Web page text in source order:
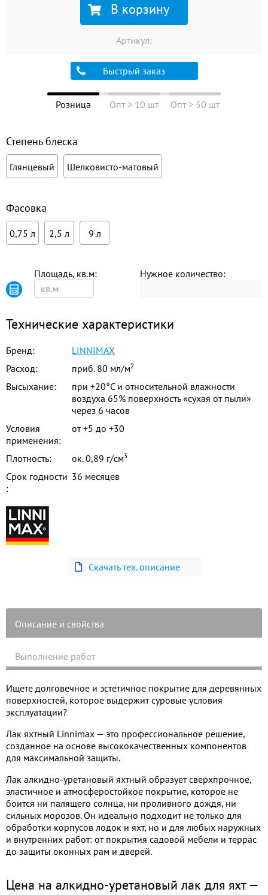
В корзину
Артикул:
Быстрый заказ
Розница Опт > 10 шт Опт > 50 шт
Степень блеска
Глянцевый Шелковисто-матовый
Фасовка
0,75 л 2,5 л 9 л
Площадь, кв.м: Нужное количество:
Технические характеристики
Скачать тех. описание
Бренд:
LINNIMAX
Расход:
приб. 80 мл/м2
Высыхание:
при +20°C и относительной влажности
воздуха 65% поверхность «сухая от пыли»
через 6 часов
Условия
применения:
от +5 до +30
Плотность: ок. 0,89 г/см3
Срок годности
:
36 месяцев
Описание и свойства
Выполнение работ
Ищете долговечное и эстетичное покрытие для деревянных
поверхностей, которое выдержит суровые условия
эксплуатации?
Лак яхтный Linnimax — это профессиональное решение,
созданное на основе высококачественных компонентов
для максимальной защиты.
Лак алкидно-уретановый яхтный образует сверхпрочное,
эластичное и атмосферостойкое покрытие, которое не
боится ни палящего солнца, ни проливного дождя, ни
сильных морозов. Он идеально подходит не только для
обработки корпусов лодок и яхт, но и для любых наружных
и внутренних работ: от покрытия садовой мебели и террас
до защиты оконных рам и дверей.
Цена на алкидно-уретановый лак для яхт —